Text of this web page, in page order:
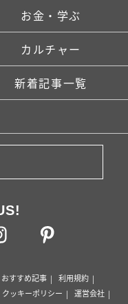
お金・学ぶ
カルチャー
新着記事一覧
おすすめ記事
利用規約
クッキーポリシー
運営会社